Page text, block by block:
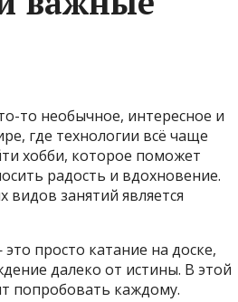
то необычное, интересное и
где технологии всё чаще
хобби, которое поможет
радость и вдохновение.
занятий является
просто катание на доске,
далеко от истины. В этой
попробовать каждому.